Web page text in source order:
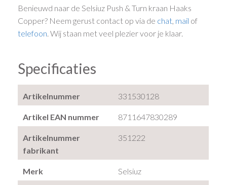
Benieuwd naar de Selsiuz Push & Turn kraan Haaks
Copper? Neem gerust contact op via de chat mail of
telefoon . Wij staan met veel plezier voor je klaar.
Specificaties
Artikelnummer 331530128
Artikel EAN nummer 8711647830289
Artikelnummer
fabrikant
351222
Merk Selsiuz